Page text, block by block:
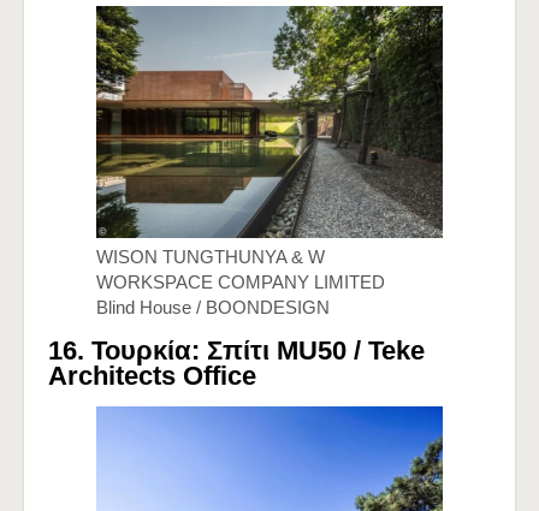
WISON TUNGTHUNYA & W
WORKSPACE COMPANY LIMITED
Blind House / BOONDESIGN
16. Τουρκία: Σπίτι MU50 / Teke
Architects Office